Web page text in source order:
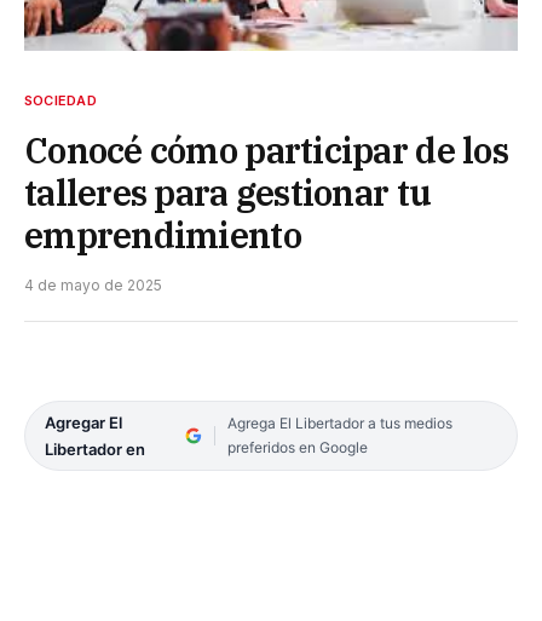
SOCIEDAD
Conocé cómo participar de los
talleres para gestionar tu
emprendimiento
4 de mayo de 2025
Agregar El
Libertador en
Agrega El Libertador a tus medios
preferidos en Google